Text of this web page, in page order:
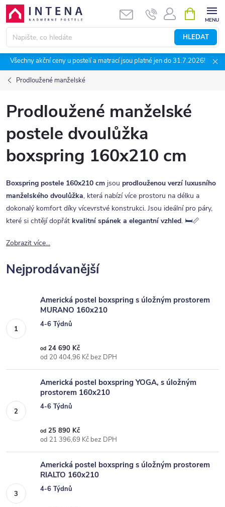
Přejít
obsah
HLEDAT
NÁKUPNÍ
KOŠÍK
Všechny akční ceny u postelí a matrací jsou platné jen do 31.7.2026!
Prodloužené manželské
Prodloužené manželské
postele dvoulůžka
boxspring 160x210 cm
Boxspring postele 160x210 cm jsou prodlouženou verzí luxusního
manželského dvoulůžka, která nabízí více prostoru na délku a
dokonalý komfort díky vícevrstvé konstrukci. Jsou ideální pro páry,
které si chtějí dopřát kvalitní spánek a elegantní vzhled. 🛏️📏
Zobrazit více...
Nejprodávanější
Americká postel boxspring s úložným prostorem
MURANO 160x210
4-6 Týdnů
od 24 690 Kč
od 20 404,96 Kč bez DPH
Americká postel boxspring YOGA, s úložným
prostorem 160x210
4-6 Týdnů
od 25 890 Kč
od 21 396,69 Kč bez DPH
Americká postel boxspring s úložným prostorem
RIALTO 160x210
4-6 Týdnů